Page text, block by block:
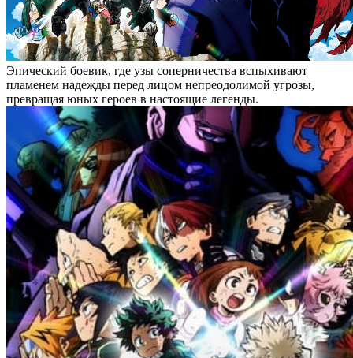
Эпический боевик, где узы соперничества вспыхивают
пламенем надежды перед лицом непреодолимой угрозы,
превращая юных героев в настоящие легенды.